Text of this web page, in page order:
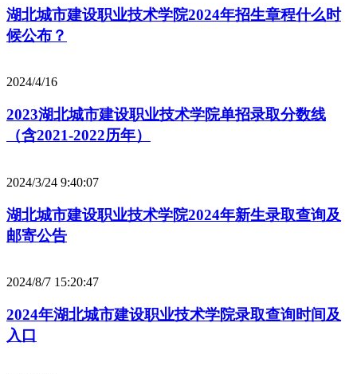
湖北城市建设职业技术学院2024年招生章程什么时
候公布？
2024/4/16
2023湖北城市建设职业技术学院单招录取分数线
（含2021-2022历年）
2024/3/24 9:40:07
湖北城市建设职业技术学院2024年新生录取查询及
邮寄公告
2024/8/7 15:20:47
2024年湖北城市建设职业技术学院录取查询时间及
入口